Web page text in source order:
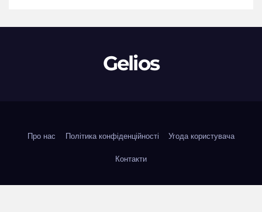
Gelios
Про нас Політика конфіденційності Угода користувача
Контакти